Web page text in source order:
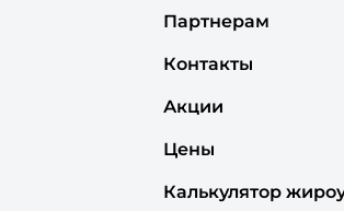
Партнерам
Контакты
Акции
Цены
Калькулятор